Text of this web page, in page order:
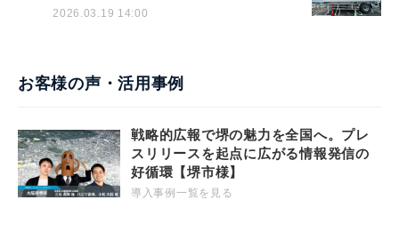
2026.03.19 14:00
お客様の声・活用事例
戦略的広報で堺の魅力を全国へ。プレ
スリリースを起点に広がる情報発信の
好循環【堺市様】
導入事例一覧を見る